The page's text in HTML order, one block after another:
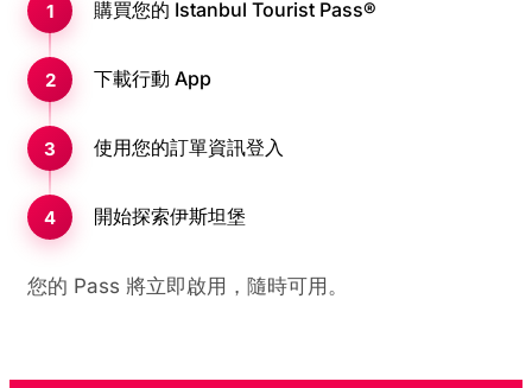
購買您的 Istanbul Tourist Pass®
下載行動 App
使用您的訂單資訊登入
開始探索伊斯坦堡
您的 Pass 將立即啟用，隨時可用。